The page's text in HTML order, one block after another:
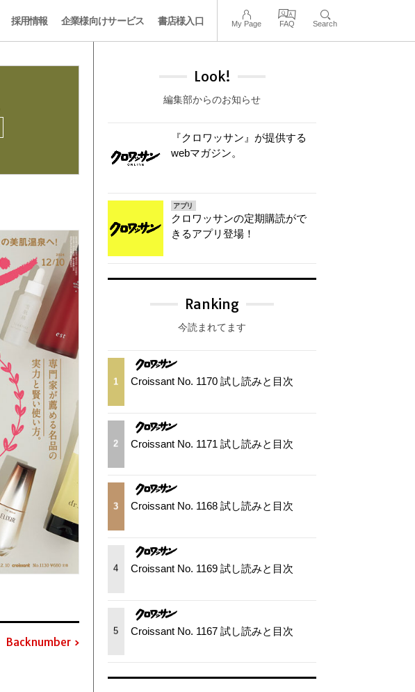
採用情報 企業様向けサービス 書店様入口 My Page FAQ Search
Backnumber
Look!
編集部からのお知らせ
『クロワッサン』が提供する
webマガジン。
アプリ
クロワッサンの定期購読がで
きるアプリ登場！
Ranking
今読まれてます
1 Croissant No. 1170 試し読みと目次
2 Croissant No. 1171 試し読みと目次
3 Croissant No. 1168 試し読みと目次
4 Croissant No. 1169 試し読みと目次
5 Croissant No. 1167 試し読みと目次